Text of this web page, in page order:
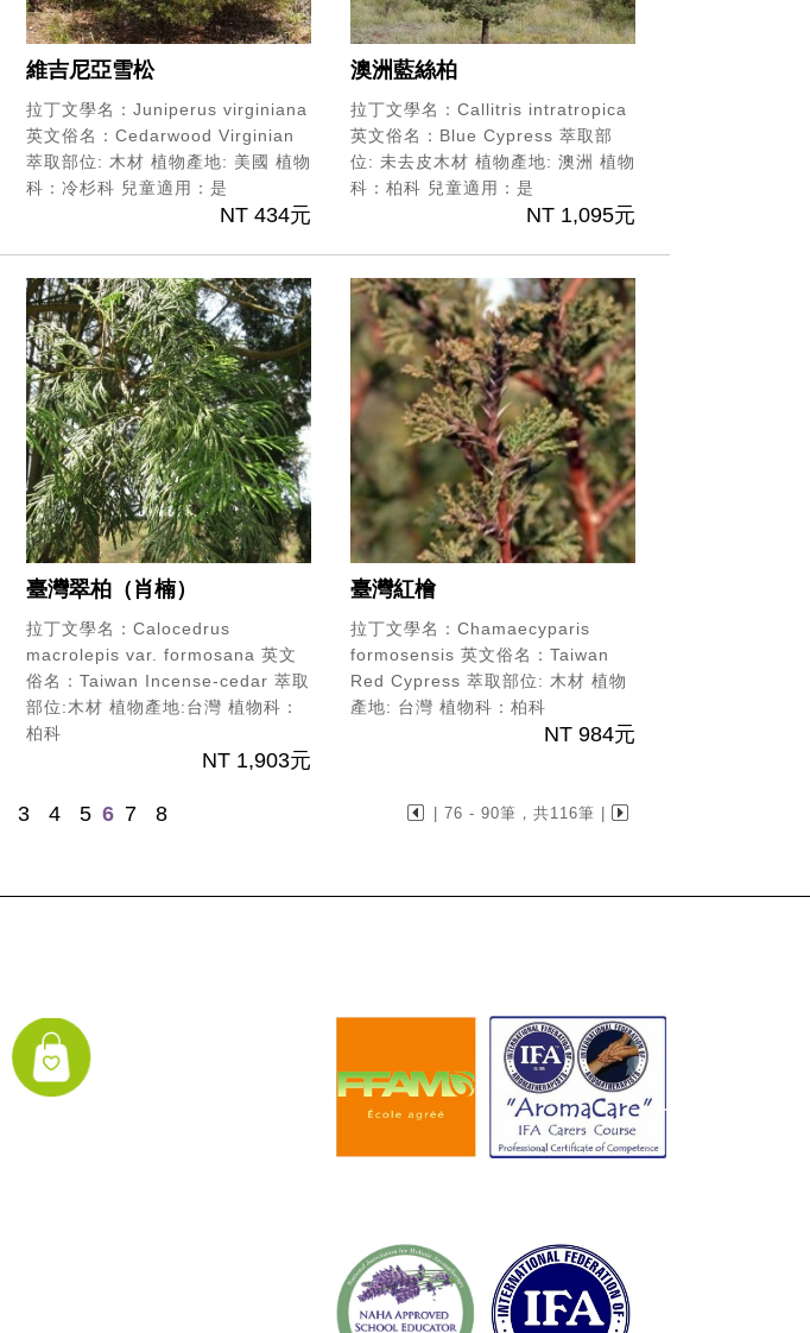
維吉尼亞雪松
拉丁文學名：Juniperus virginiana
英文俗名：Cedarwood Virginian
萃取部位: 木材 植物產地: 美國 植物
科：冷杉科 兒童適用：是
NT 434元
澳洲藍絲柏
拉丁文學名：Callitris intratropica
英文俗名：Blue Cypress 萃取部
位: 未去皮木材 植物產地: 澳洲 植物
科：柏科 兒童適用：是
NT 1,095元
臺灣翠柏（肖楠）
拉丁文學名：Calocedrus
macrolepis var. formosana 英文
俗名：Taiwan Incense-cedar 萃取
部位:木材 植物產地:台灣 植物科：
柏科
NT 1,903元
臺灣紅檜
拉丁文學名：Chamaecyparis
formosensis 英文俗名：‎Taiwan
Red Cypress 萃取部位: 木材 植物
產地: 台灣 植物科：柏科
NT 984元
3 4 5 6 7 8 | 76 - 90筆，共116筆 |